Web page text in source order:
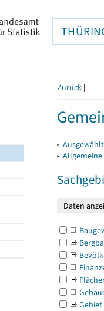
Zurück |
▸
▸
Gebiet